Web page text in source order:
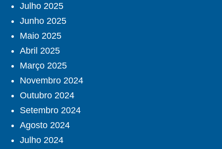
Julho 2025
Junho 2025
Maio 2025
Abril 2025
Março 2025
Novembro 2024
Outubro 2024
Setembro 2024
Agosto 2024
Julho 2024